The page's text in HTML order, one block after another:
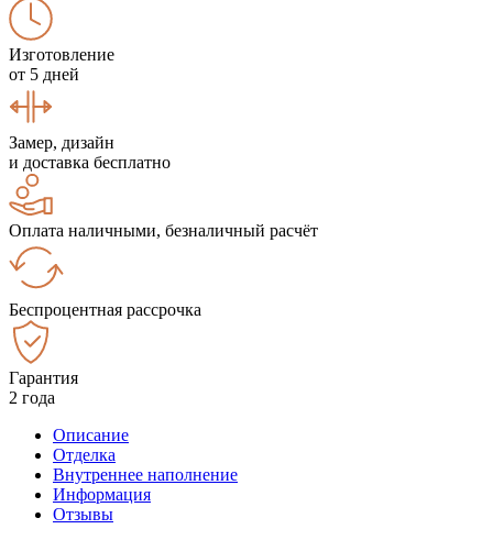
Изготовление
от 5 дней
Замер, дизайн
и доставка бесплатно
Оплата наличными, безналичный расчёт
Беспроцентная рассрочка
Гарантия
2 года
Описание
Отделка
Внутреннее наполнение
Информация
Отзывы